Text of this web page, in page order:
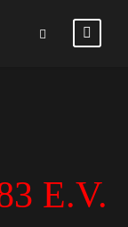
E.V.